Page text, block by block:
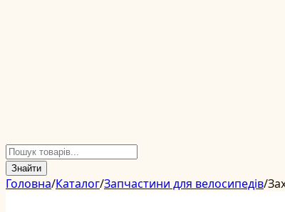
Знайти
Головна/Каталог/Запчастини для велосипедів/